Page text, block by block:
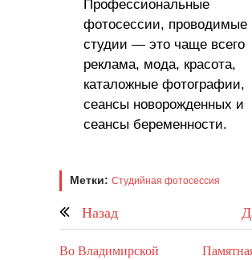
Профессиональные
фотосессии, проводимые
студии — это чаще всего
реклама, мода, красота,
каталожные фотографии,
сеансы новорожденных и
сеансы беременности.
Метки: Студийная фотосессия
Назад
Во Владимирской